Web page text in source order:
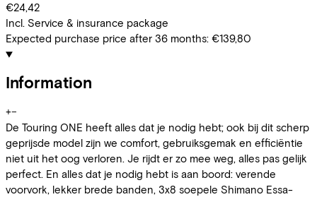
€24,42
Incl. Service & insurance package
Expected purchase price after 36 months: €139,80
Information
+−
De Touring ONE heeft alles dat je nodig hebt; ook bij dit scherp
geprijsde model zijn we comfort, gebruiksgemak en efficiëntie
niet uit het oog verloren. Je rijdt er zo mee weg, alles pas gelijk
perfect. En alles dat je nodig hebt is aan boord: verende
voorvork, lekker brede banden, 3x8 soepele Shimano Essa-